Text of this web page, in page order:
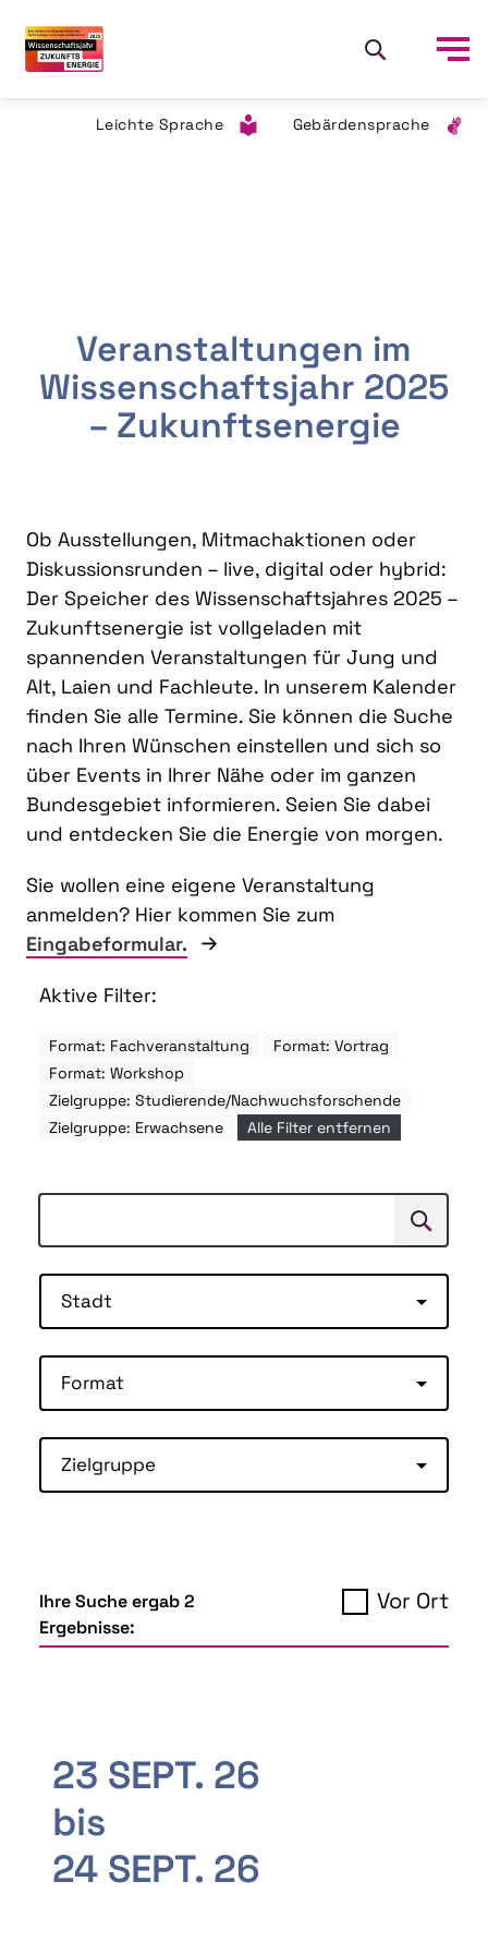
Leichte Sprache Gebärdensprache
Veranstaltungen im
Wissenschaftsjahr 2025
– Zukunftsenergie
Ob Ausstellungen, Mitmachaktionen oder
Diskussionsrunden – live, digital oder hybrid:
Der Speicher des Wissenschaftsjahres 2025 –
Zukunftsenergie ist vollgeladen mit
spannenden Veranstaltungen für Jung und
Alt, Laien und Fachleute. In unserem Kalender
finden Sie alle Termine. Sie können die Suche
nach Ihren Wünschen einstellen und sich so
über Events in Ihrer Nähe oder im ganzen
Bundesgebiet informieren. Seien Sie dabei
und entdecken Sie die Energie von morgen.
Sie wollen eine eigene Veranstaltung
anmelden? Hier kommen Sie zum
Eingabeformular.
Aktive Filter:
Format: Fachveranstaltung
Format: Vortrag
Format: Workshop
Zielgruppe: Studierende/Nachwuchsforschende
Zielgruppe: Erwachsene
Alle Filter entfernen
Suchen
Stadt
Format
Zielgruppe
Ihre Suche ergab 2
Ergebnisse:
Vor Ort
23 SEPT. 26
bis
24 SEPT. 26